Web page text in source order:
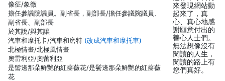
像征/象徵
擔任參議院議員。副省長，副部長/擔任參議院議員、
副省長、副部長
於其說/與其讓
汽車和摩托卡/汽車和磨特 (改成汽車和摩托車)
北極情畫/北極風情畫
奧雷利亞/奧蕾利亞
是髻邊那朵鮮艷的紅薔薇花/是鬢邊那朵鮮艷的紅薔薇
花
來發現網站動
起來了，真
心、真心地感
謝願意付出的
善心人士們。
無法想像沒有
閱讀的人生，
閱讀的路上有
您們真好。